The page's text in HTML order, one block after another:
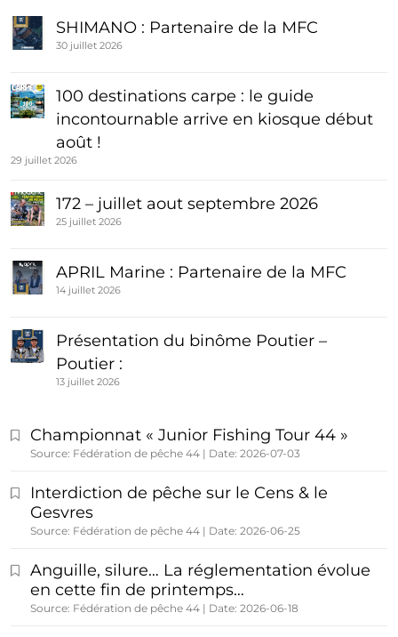
SHIMANO : Partenaire de la MFC
30 juillet 2026
100 destinations carpe : le guide
incontournable arrive en kiosque début
août !
29 juillet 2026
172 – juillet aout septembre 2026
25 juillet 2026
APRIL Marine : Partenaire de la MFC
14 juillet 2026
Présentation du binôme Poutier –
Poutier :
13 juillet 2026
Championnat « Junior Fishing Tour 44 »
Source: Fédération de pêche 44 Date: 2026-07-03
Interdiction de pêche sur le Cens & le
Gesvres
Source: Fédération de pêche 44 Date: 2026-06-25
Anguille, silure… La réglementation évolue
en cette fin de printemps…
Source: Fédération de pêche 44 Date: 2026-06-18